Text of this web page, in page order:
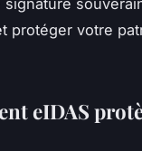
protéger votre
eIDAS